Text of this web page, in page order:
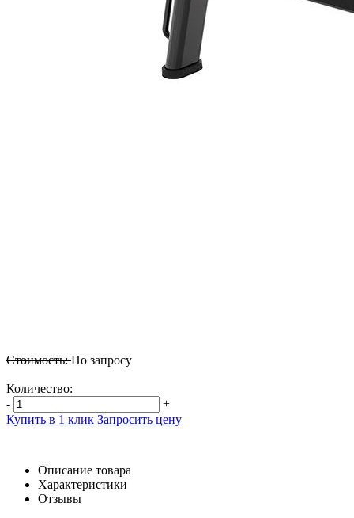
Стоимость:По запросу
Количество:
-
+
Купить в 1 клик Запросить цену
Описание товара
Характеристики
Отзывы